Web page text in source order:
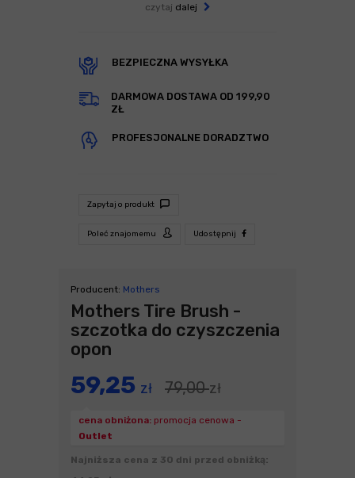
czytaj dalej
BEZPIECZNA WYSYŁKA
DARMOWA DOSTAWA OD 199,90
ZŁ
PROFESJONALNE DORADZTWO
Zapytaj o produkt
Poleć znajomemu Udostępnij
Producent: Mothers
Mothers Tire Brush -
szczotka do czyszczenia
opon
59,25 zł 79,00zł
cena obniżona: promocja cenowa -
Outlet
Najniższa cena z 30 dni przed obniżką: